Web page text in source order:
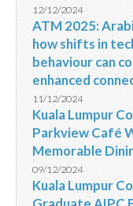
12/12/2024
ATM 2025:
how shifts in
behaviour can
enhanced
11/12/2024
Kuala Lumpur
Parkview Café
Memorable
09/12/2024
Kuala Lumpur